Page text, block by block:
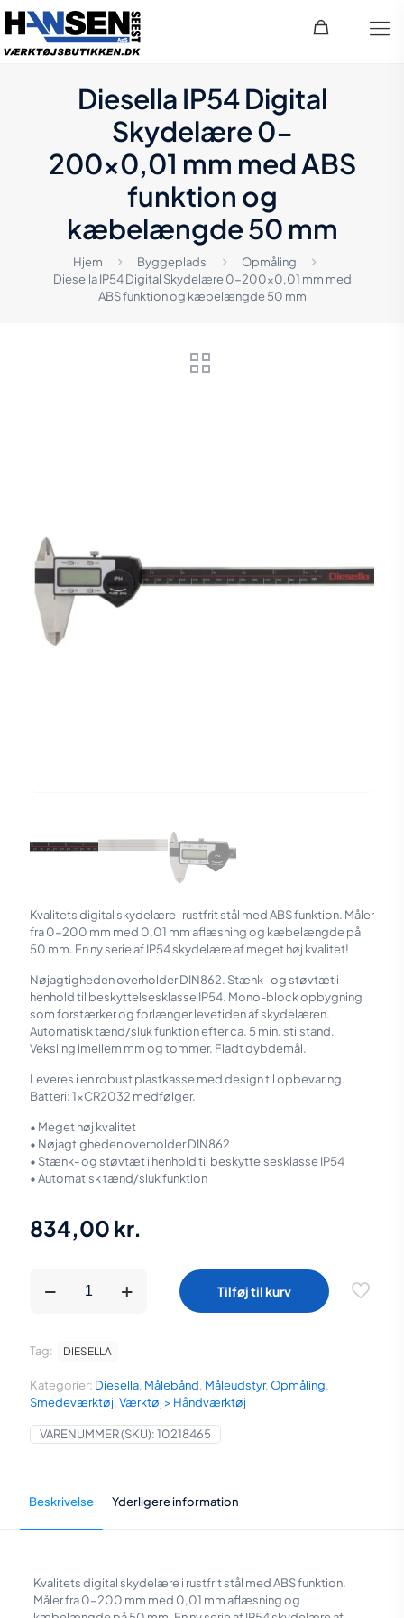
Diesella IP54 Digital
Skydelære 0-
200×0,01 mm med ABS
funktion og
kæbelængde 50 mm
Hjem Byggeplads
Opmåling
Diesella IP54 Digital Skydelære 0-200×0,01 mm med
ABS funktion og kæbelængde 50 mm
Kvalitets digital skydelære i rustfrit stål med ABS funktion. Måler
fra 0-200 mm med 0,01 mm aflæsning og kæbelængde på
50 mm. En ny serie af IP54 skydelære af meget høj kvalitet!
Nøjagtigheden overholder DIN862. Stænk- og støvtæt i
henhold til beskyttelsesklasse IP54. Mono-block opbygning
som forstærker og forlænger levetiden af skydelæren.
Automatisk tænd/sluk funktion efter ca. 5 min. stilstand.
Veksling imellem mm og tommer. Fladt dybdemål.
Leveres i en robust plastkasse med design til opbevaring.
Batteri: 1xCR2032 medfølger.
• Meget høj kvalitet
• Nøjagtigheden overholder DIN862
• Stænk- og støvtæt i henhold til beskyttelsesklasse IP54
• Automatisk tænd/sluk funktion
834,00 kr.
IP54
0-
200x0,01
mm
med
funktion
og
mm
Tilføj til kurv
VARENUMMER (SKU):10218465
Kategorier: Diesella, Målebånd, Måleudstyr,Opmåling,
Smedeværktøj,Værktøj > Håndværktøj
Tag: DIESELLA
Beskrivelse Yderligere information
Kvalitets digital skydelære i rustfrit stål med ABS funktion.
Måler fra 0-200 mm med 0,01 mm aflæsning og